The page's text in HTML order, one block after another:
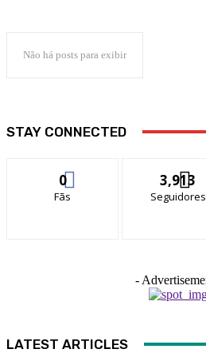
Não há posts para exibir
STAY CONNECTED
0
Fãs
3,913
Seguidores
-
LATEST ARTICLES